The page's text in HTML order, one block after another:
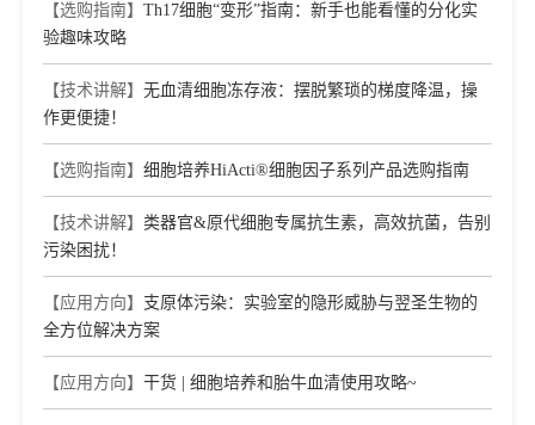
【选购指南】 Th17细胞“变形”指南：新手也能看懂的分化实
验趣味攻略
【技术讲解】 无血清细胞冻存液：摆脱繁琐的梯度降温，操
作更便捷！
【选购指南】 细胞培养HiActi®细胞因子系列产品选购指南
【技术讲解】 类器官&原代细胞专属抗生素，高效抗菌，告别
污染困扰！
【应用方向】 支原体污染：实验室的隐形威胁与翌圣生物的
全方位解决方案
【应用方向】 干货 | 细胞培养和胎牛血清使用攻略~